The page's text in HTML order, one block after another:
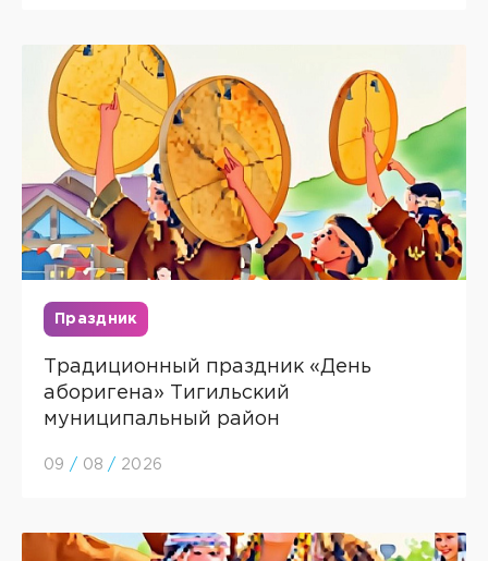
Праздник
Традиционный праздник «День
аборигена» Тигильский
муниципальный район
09 / 08 / 2026